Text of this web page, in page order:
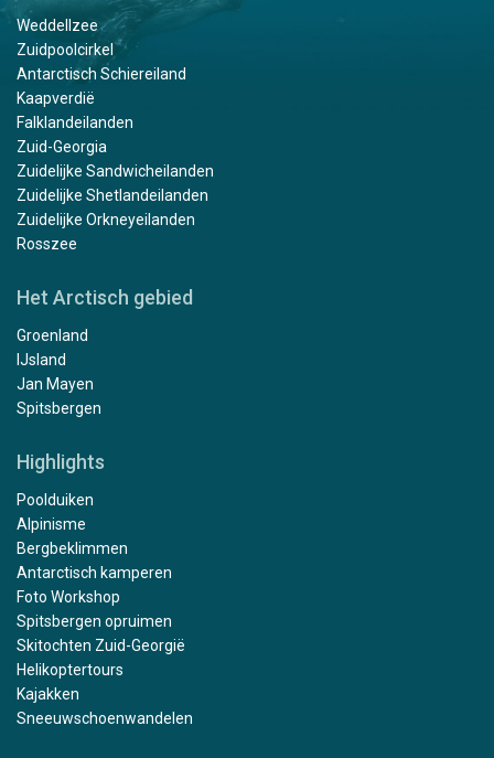
Weddellzee
Zuidpoolcirkel
Antarctisch Schiereiland
Kaapverdië
Falklandeilanden
Zuid-Georgia
Zuidelijke Sandwicheilanden
Zuidelijke Shetlandeilanden
Zuidelijke Orkneyeilanden
Rosszee
Het Arctisch gebied
Groenland
IJsland
Jan Mayen
Spitsbergen
Highlights
Poolduiken
Alpinisme
Bergbeklimmen
Antarctisch kamperen
Foto Workshop
Spitsbergen opruimen
Skitochten Zuid-Georgië
Helikoptertours
Kajakken
Sneeuwschoenwandelen